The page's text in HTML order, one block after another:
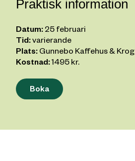
Praktisk information
Datum: 25 februari
Tid:varierande
Plats: Gunnebo Kaffehus & Krog
Kostnad:1495 kr.
Boka